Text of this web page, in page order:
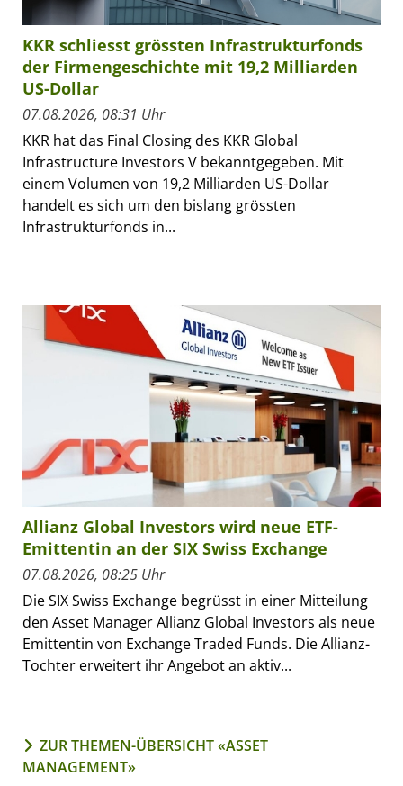
KKR schliesst grössten Infrastrukturfonds
der Firmengeschichte mit 19,2 Milliarden
US-Dollar
07.08.2026, 08:31 Uhr
KKR hat das Final Closing des KKR Global
Infrastructure Investors V bekanntgegeben. Mit
einem Volumen von 19,2 Milliarden US-Dollar
handelt es sich um den bislang grössten
Infrastrukturfonds in...
Allianz Global Investors wird neue ETF-
Emittentin an der SIX Swiss Exchange
07.08.2026, 08:25 Uhr
Die SIX Swiss Exchange begrüsst in einer Mitteilung
den Asset Manager Allianz Global Investors als neue
Emittentin von Exchange Traded Funds. Die Allianz-
Tochter erweitert ihr Angebot an aktiv...
ZUR THEMEN-ÜBERSICHT «ASSET
MANAGEMENT»